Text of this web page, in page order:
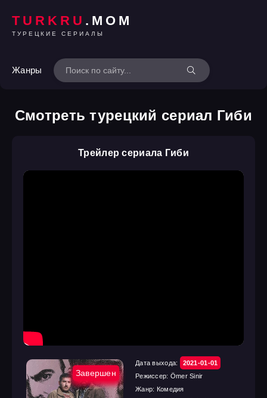
TURKRU .MOM
ТУРЕЦКИЕ СЕРИАЛЫ
Жанры
Смотреть турецкий сериал Гиби
Трейлер сериала Гиби
Завершен
Дата выхода:
2021-01-01
Режиссер: Ömer Sinir
Жанр: Комедия